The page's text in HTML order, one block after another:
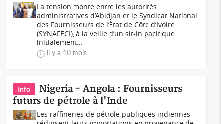
La tension monte entre les autorités
administratives d’Abidjan et le Syndicat National
des Fournisseurs de l’État de Côte d’Ivoire
(SYNAFECI), à la veille d’un sit-in pacifique
initialement...
il y a 10 mois
Info
Nigeria - Angola : Fournisseurs
futurs de pétrole à l'Inde
Les raffineries de pétrole publiques indiennes